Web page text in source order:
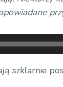
szklarnie